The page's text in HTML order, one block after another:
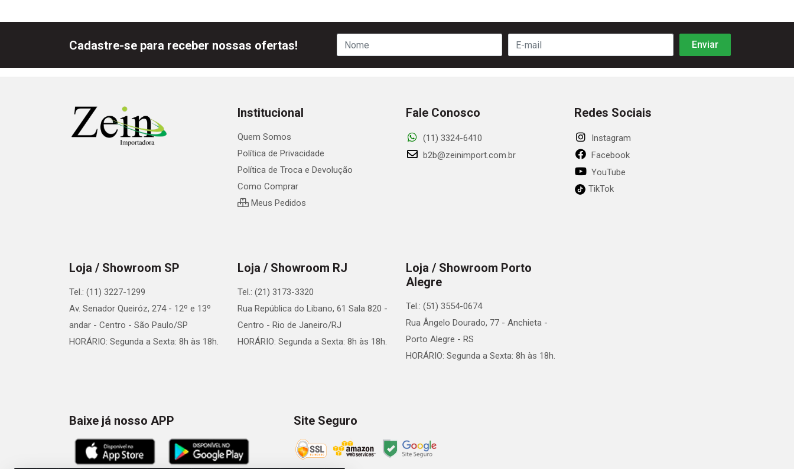
Cadastre-se para receber nossas ofertas!
Institucional
Quem Somos
Política de Privacidade
Política de Troca e Devolução
Como Comprar
Meus Pedidos
Fale Conosco
(11) 3324-6410
b2b@zeinimport.com.br
Redes Sociais
Instagram
Facebook
YouTube
TikTok
Loja / Showroom SP
Tel.: (11) 3227-1299
Av. Senador Queiróz, 274 - 12º e 13º
andar - Centro - São Paulo/SP
HORÁRIO: Segunda a Sexta: 8h às 18h.
Loja / Showroom RJ
Tel.: (21) 3173-3320
Rua República do Libano, 61 Sala 820 -
Centro - Rio de Janeiro/RJ
HORÁRIO: Segunda a Sexta: 8h às 18h.
Loja / Showroom Porto
Alegre
Tel.: (51) 3554-0674
Rua Ângelo Dourado, 77 - Anchieta -
Porto Alegre - RS
HORÁRIO: Segunda a Sexta: 8h às 18h.
Baixe já nosso APP Site Seguro